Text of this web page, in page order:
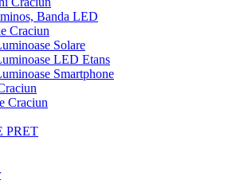
Banda LED
Craciun
Solare
LED Etans
Smartphone
Craciun
PRET